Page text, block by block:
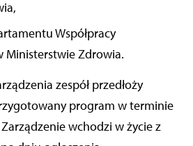
Współpracy
Ministerstwie Zdrowia.
zespół przedłoży
program w terminie
wchodzi w życie z